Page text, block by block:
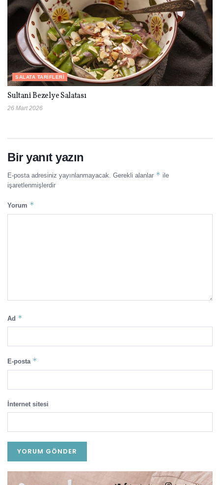
SALATA TARIFLERI
Sultani Bezelye Salatası
26 Mart 2026
Bir yanıt yazın
E-posta adresiniz yayınlanmayacak. Gerekli alanlar * ile
işaretlenmişlerdir
Yorum *
Ad *
E-posta *
İnternet sitesi